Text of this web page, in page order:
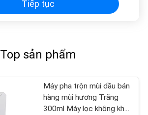
Tiếp tục
Top sản phẩm
Máy pha trộn mùi dầu bán
hàng mùi hương Trắng
300ml Máy lọc không khí